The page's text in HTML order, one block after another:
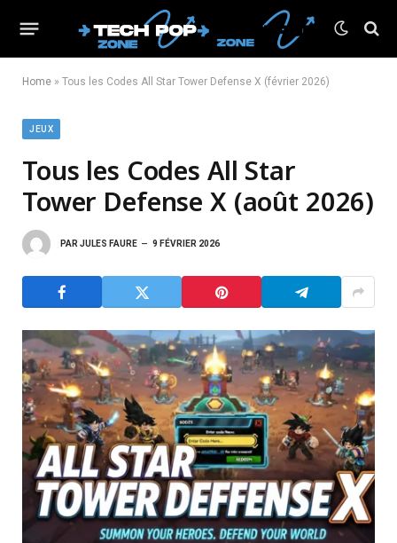
Home » Tous les Codes All Star Tower Defense X (février 2026)
JEUX
Tous les Codes All Star
Tower Defense X (août 2026)
PAR JULES FAURE 9 FÉVRIER 2026